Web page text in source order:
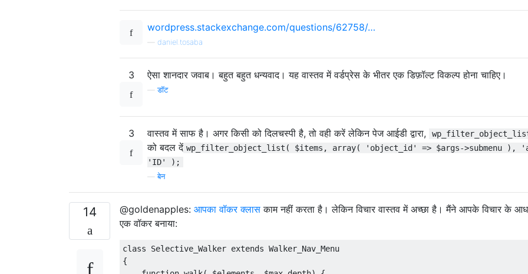
wordpress.stackexchange.com/questions/62758/…
daniel.tosaba
3 ऐसा शानदार जवाब। बहुत बहुत धन्यवाद। यह वास्तव में वर्डप्रेस के भीतर एक डिफ़ॉल्ट विकल्प होना चाहिए।
—डॉट
3 वास्तव में साफ है। अगर किसी को दिलचस्पी है, तो वही करें लेकिन पेज आईडी द्वारा,
को बदल दें wp_filter_object_list( $items, array( 'object_id' => $args->submenu ),
'ID' );
—बेन
14 @goldenapples: आपका वॉकर क्लास काम नहीं करता है। लेकिन विचार वास्तव में अच्छा है। मैंने आपके विचार के
एक वॉकर बनाया:
class Selective_Walker extends Walker_Nav_Menu
{